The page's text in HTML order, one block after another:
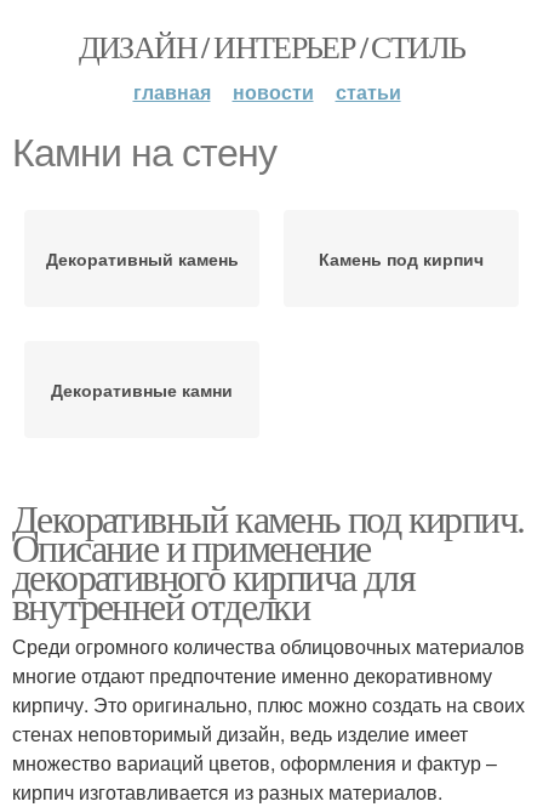
ДИЗАЙН / ИНТЕРЬЕР / СТИЛЬ
главная новости статьи
Камни на стену
Декоративный камень Камень под кирпич
Декоративные камни
Декоративный камень под кирпич.
Описание и применение
декоративного кирпича для
внутренней отделки
Среди огромного количества облицовочных материалов
многие отдают предпочтение именно декоративному
кирпичу. Это оригинально, плюс можно создать на своих
стенах неповторимый дизайн, ведь изделие имеет
множество вариаций цветов, оформления и фактур –
кирпич изготавливается из разных материалов.